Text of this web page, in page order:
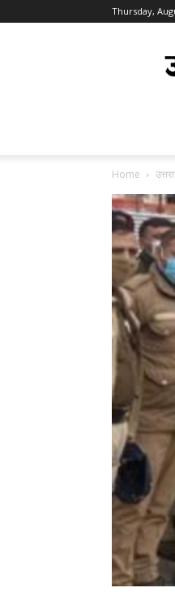
Thursday,
Home